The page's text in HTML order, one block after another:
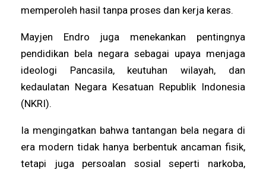
memperoleh hasil tanpa proses dan kerja keras.
Mayjen Endro juga menekankan pentingnya
pendidikan bela negara sebagai upaya menjaga
ideologi Pancasila, keutuhan wilayah, dan
kedaulatan Negara Kesatuan Republik Indonesia
(NKRI).
Ia mengingatkan bahwa tantangan bela negara di
era modern tidak hanya berbentuk ancaman fisik,
tetapi juga persoalan sosial seperti narkoba,